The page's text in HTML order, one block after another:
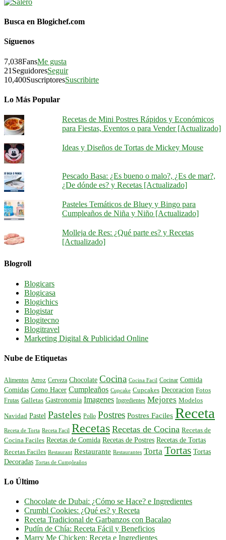
Busca en Blogichef.com
Síguenos
7,038FansMe gusta
21 SeguidoresSeguir
10,400SuscriptoresSuscribirte
Lo Más Popular
Recetas de Mini Postres Rápidos y Económicos
para Fiestas, Eventos o para Vender [Actualizado]
Ideas y Diseños de Tortas de Mickey Mouse
Pescado Basa: ¿Es bueno o malo?, ¿Es de mar?,
¿De dónde es? y Recetas [Actualizado]
Pasteles Temáticos de Bluey y Bingo para
Cumpleaños de Niña y Niño [Actualizado]
Molleja de Res: ¿Qué parte es? y Recetas
[Actualizado]
Blogroll
Blogicars
Blogicasa
Blogichics
Blogistar
Blogitecno
Blogitravel
Marketing Digital & Publicidad Online
Nube de Etiquetas
Alimentos Arroz Cerveza Chocolate Cocina Cocina Facil Cocinar Comida
Comidas Como Hacer Cumpleaños Cupcake Cupcakes Decoracion Fotos
Frutas Galletas Gastronomia Imagenes Ingredientes Mejores Modelos
Navidad Pastel Pasteles Pollo Postres Postres Faciles Receta
Receta de Torta Receta Facil Recetas Recetas de Cocina Recetas de
Cocina Faciles Recetas de Comida Recetas de Postres Recetas de Tortas
Recetas Faciles Restaurant Restaurante Restaurantes Torta Tortas Tortas
Decoradas Tortas de Cumpleaños
Lo Último
Chocolate de Dubai: ¿Cómo se Hace? e Ingredientes
Crumbl Cookies: ¿Qué es? y Receta
Receta Tradicional de Garbanzos con Bacalao
Pudín de Chía: Receta Fácil y Beneficios
Marry Me Chicken: Receta e Ingredientes